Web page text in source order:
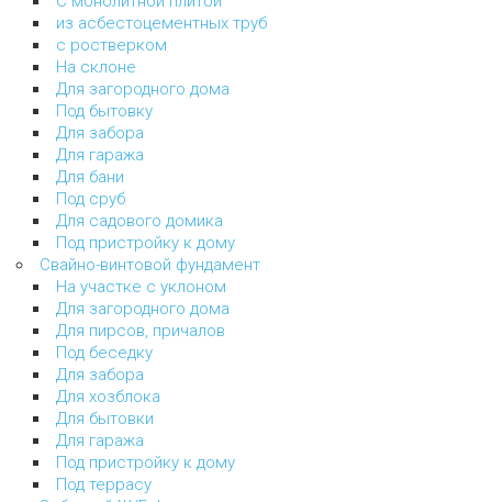
из асбестоцементных труб
с ростверком
На склоне
Для загородного дома
Под бытовку
Для забора
Для гаража
Для бани
Под сруб
Для садового домика
Под пристройку к дому
Свайно-винтовой фундамент
На участке с уклоном
Для загородного дома
Для пирсов, причалов
Под беседку
Для забора
Для хозблока
Для бытовки
Для гаража
Под пристройку к дому
Под террасу